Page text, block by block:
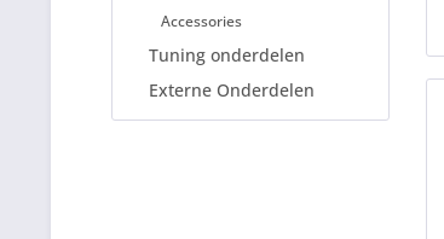
Accessories
Tuning onderdelen
Externe Onderdelen